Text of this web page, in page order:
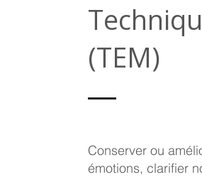
(TEM)
Conserver ou
émotions, clarifier